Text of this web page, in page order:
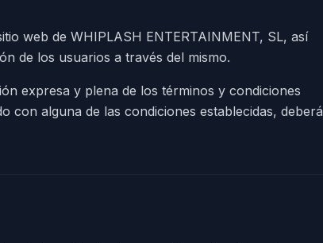
web de WHIPLASH ENTERTAINMENT, SL, así
de los usuarios a través del mismo.
expresa y plena de los términos y condiciones
con alguna de las condiciones establecidas, deberá